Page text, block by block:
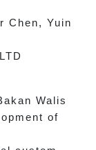
Chen, Yuin
Walis
of